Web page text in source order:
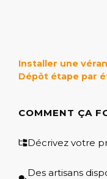
Installer une
Dépôt étape par
COMMENT ÇA
Décrivez votre
Des artisans